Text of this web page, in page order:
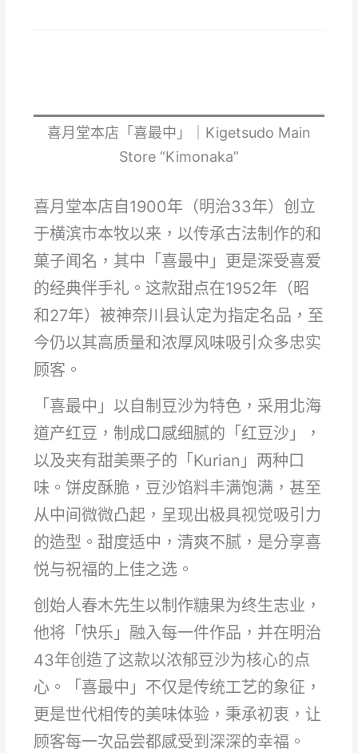
喜月堂本店「喜最中」｜Kigetsudo Main
Store “Kimonaka”
喜月堂本店自1900年（明治33年）创立
于横滨市本牧以来，以传承古法制作的和
菓子闻名，其中「喜最中」更是深受喜爱
的经典伴手礼。这款甜点在1952年（昭
和27年）被神奈川县认定为指定名品，至
今仍以其高质量和浓厚风味吸引众多忠实
顾客。
「喜最中」以自制豆沙为特色，采用北海
道产红豆，制成口感细腻的「红豆沙」，
以及夹有甜美栗子的「Kurian」两种口
味。饼皮酥脆，豆沙馅料丰满饱满，甚至
从中间微微凸起，呈现出极具视觉吸引力
的造型。甜度适中，清爽不腻，是分享喜
悦与祝福的上佳之选。
创始人春木先生以制作糖果为终生志业，
他将「快乐」融入每一件作品，并在明治
43年创造了这款以浓郁豆沙为核心的点
心。「喜最中」不仅是传统工艺的象征，
更是世代相传的美味体验，秉承初衷，让
顾客每一次品尝都感受到深深的幸福。